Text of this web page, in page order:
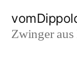
InhaltZwinger